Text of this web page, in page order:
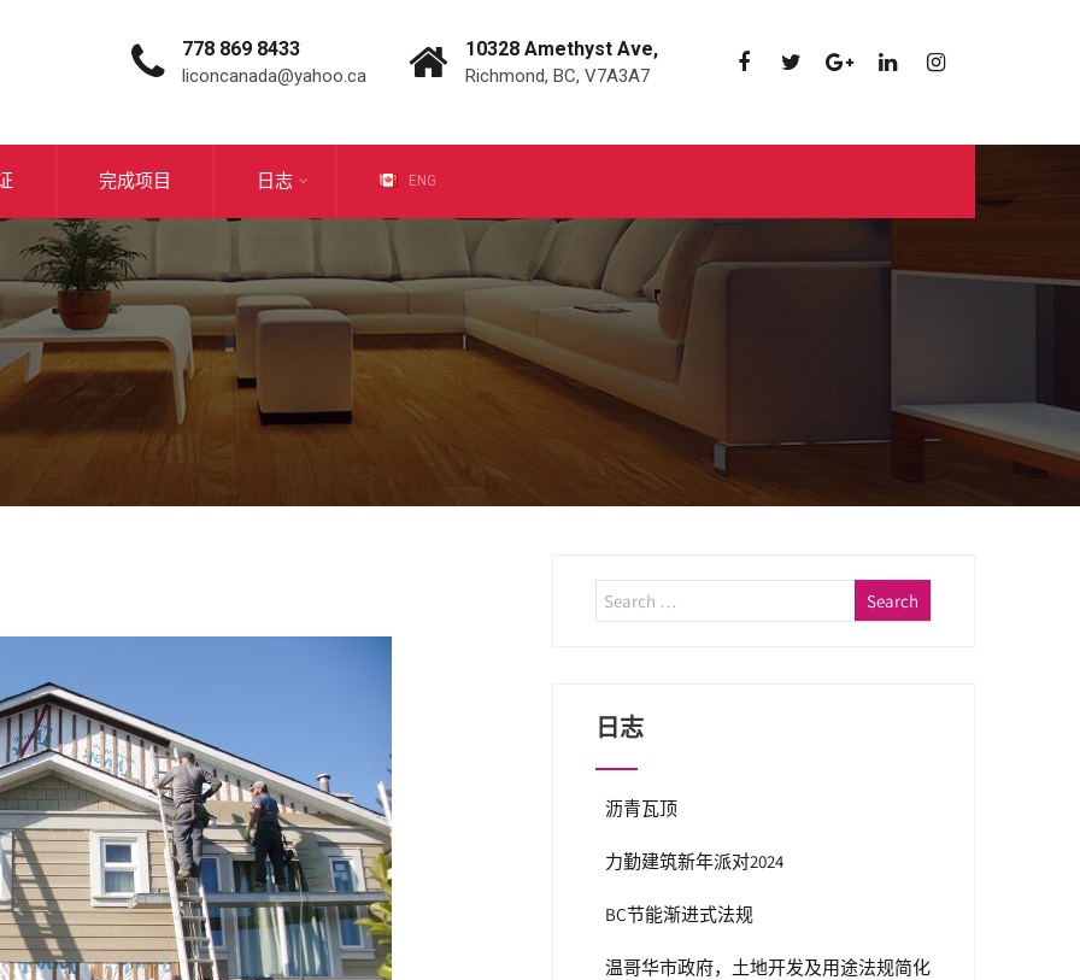
778 869 8433
liconcanada@yahoo.ca
10328 Amethyst Ave,
Richmond, BC, V7A3A7
完成项目 日志 ENG
日志
沥青瓦顶
力勤建筑新年派对2024
BC节能渐进式法规
温哥华市政府，土地开发及用途法规简化